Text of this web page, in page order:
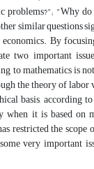
problems?"; "Why
similar questions
By
two important
to mathematics is
the theory of labor
basis, according
it is based on
restricted the scope
very important